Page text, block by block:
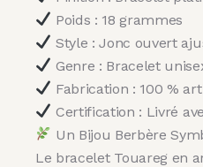
Poids : 18 grammes
Style : Jonc ouvert
Genre : Bracelet
Fabrication : 100 %
Certification : Livré
Un Bijou Berbère
Le bracelet Touareg en